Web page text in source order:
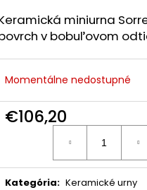
miniurna
v bobuľovom
Momentálne nedostupné
€106,20
Jednotková
Kategória: Keramické urny
PRSTEŇ MODRÝ ACHÁT